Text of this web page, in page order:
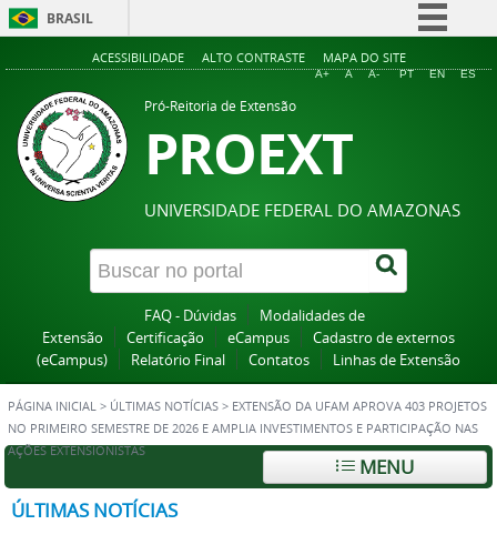
BRASIL
Simplifique!
Acesso à informação
ACESSIBILIDADE ALTO CONTRASTE MAPA DO SITE
A+ A A- PT EN ES
Pró-Reitoria de Extensão
PROEXT
UNIVERSIDADE FEDERAL DO AMAZONAS
FAQ - Dúvidas
Modalidades de
Extensão
Certificação eCampus
Cadastro de externos
(eCampus)
Relatório Final Contatos Linhas de Extensão
PÁGINA INICIAL > ÚLTIMAS NOTÍCIAS > EXTENSÃO DA UFAM APROVA 403 PROJETOS
NO PRIMEIRO SEMESTRE DE 2026 E AMPLIA INVESTIMENTOS E PARTICIPAÇÃO NAS
AÇÕES EXTENSIONISTAS
MENU
ÚLTIMAS NOTÍCIAS